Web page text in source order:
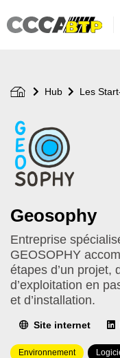
au
contenu
Hub Les
Logo
de
votre
start-
up
Geosophy
Entreprise
GEOSOPHY
étapes d’un projet,
d’exploitation en
et d’installation.
Site internet
Domaine(s)
Environnement
Type(s)